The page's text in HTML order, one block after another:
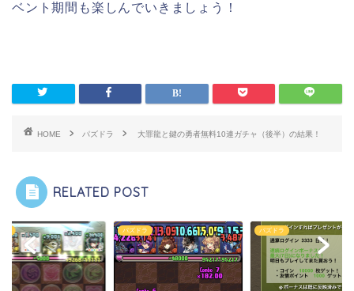
ベント期間も楽しんでいきましょう！
HOME パズドラ 大罪龍と鍵の勇者無料10連ガチャ（後半）の結果！
RELATED POST
パズドラ パズドラ